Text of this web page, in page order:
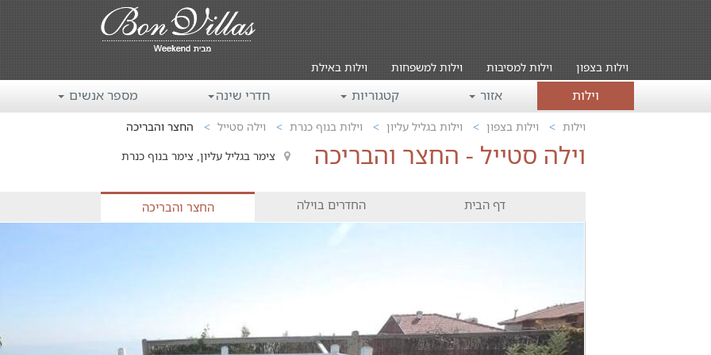
וילות בצפון וילות למסיבות וילות למשפחות וילות באילת
וילות אזור קטגוריות חדרי שינה מספר אנשים
וילות וילות בצפון וילות בגליל עליון וילות בנוף כנרת וילה סטייל החצר והבריכה
וילה סטייל - החצר והבריכה צימר בגליל עליון, צימר בנוף כנרת
דף הבית החדרים בוילה החצר והבריכה